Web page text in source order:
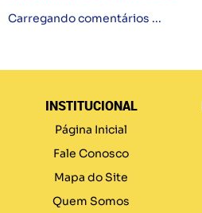
Carregando comentários ...
INSTITUCIONAL
Página Inicial
Fale Conosco
Mapa do Site
Quem Somos